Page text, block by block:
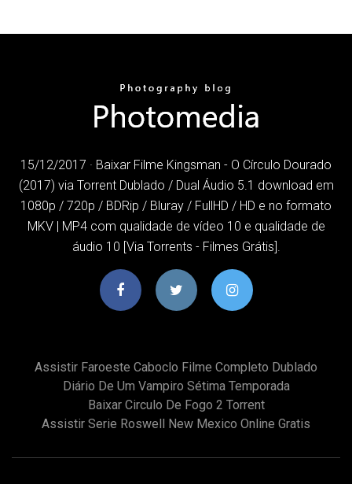
15/12/2017 · Baixar Filme Kingsman - O Círculo Dourado
(2017) via Torrent Dublado / Dual Áudio 5.1 download em
1080p / 720p / BDRip / Bluray / FullHD / HD e no formato
MKV | MP4 com qualidade de vídeo 10 e qualidade de
áudio 10 [Via Torrents - Filmes Grátis].
Assistir Faroeste Caboclo Filme Completo Dublado
Diário De Um Vampiro Sétima Temporada
Baixar Circulo De Fogo 2 Torrent
Assistir Serie Roswell New Mexico Online Gratis